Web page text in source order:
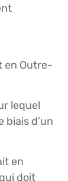
en Outre-
lequel
d’un
en
doit